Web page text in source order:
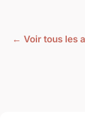
← Voir tous les